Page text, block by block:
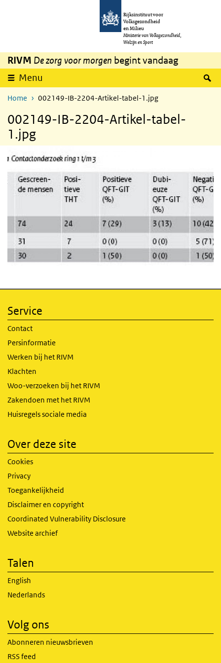
Overslaan en naar de inhoud gaan
Rijksinstituut voor
Volksgezondheid
en Milieu
Ministerie van Volksgezondheid,
Welzijn en Sport
RIVM De zorg voor morgen begint vandaag
Menu
Home 002149-IB-2204-Artikel-tabel-1.jpg
002149-IB-2204-Artikel-tabel-
1.jpg
Service
Contact
Persinformatie
Werken bij het RIVM
Klachten
Woo-verzoeken bij het RIVM
Zakendoen met het RIVM
Huisregels sociale media
Over deze site
Cookies
Privacy
Toegankelijkheid
Disclaimer en copyright
Coordinated Vulnerability Disclosure
Website archief
Talen
English
Nederlands
Volg ons
Abonneren nieuwsbrieven
RSS feed